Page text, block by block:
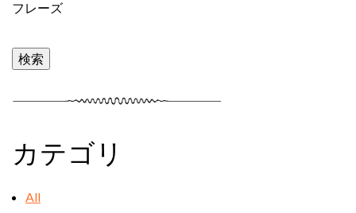
フレーズ
カテゴリ
All